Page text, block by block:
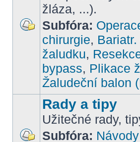
žláza, ...).
Subfóra:
chirurgie,
žaludku,
bypass, Plikace
Žaludeční balon
Rady a tipy
Užitečné rady,
Subfóra: